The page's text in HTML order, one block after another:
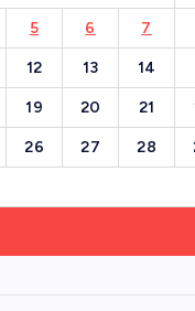
5 6 7
12 13 14
19 20 21
26 27 28